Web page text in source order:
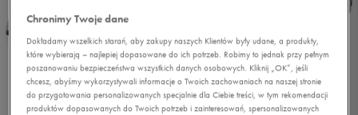
Chronimy Twoje dane
Dokładamy wszelkich starań, aby zakupy naszych Klientów były udane, a produkty,
które wybierają – najlepiej dopasowane do ich potrzeb. Robimy to jednak przy pełnym
poszanowaniu bezpieczeństwa wszystkich danych osobowych. Kliknij „OK”, jeśli
chcesz, abyśmy wykorzystywali informacje o Twoich zachowaniach na naszej stronie
do przygotowania personalizowanych specjalnie dla Ciebie treści, w tym rekomendacji
produktów dopasowanych do Twoich potrzeb i zainteresowań, spersonalizowanych